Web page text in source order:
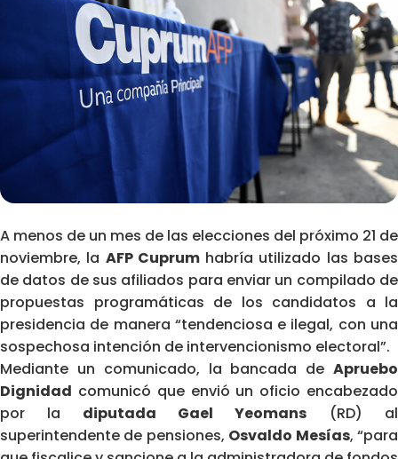
A menos de un mes de las elecciones del próximo 21 de
noviembre, la AFP Cuprumhabría utilizado las bases
de datos de sus afiliados para enviar un compilado de
propuestas programáticas de los candidatos a la
presidencia de manera “tendenciosa e ilegal, con una
sospechosa intención de intervencionismo electoral”.
Mediante un comunicado, la bancada de Apruebo
Dignidad comunicó que envió un oficio encabezado
por la diputada Gael Yeomans (RD) al
superintendente de pensiones, Osvaldo Mesías, “para